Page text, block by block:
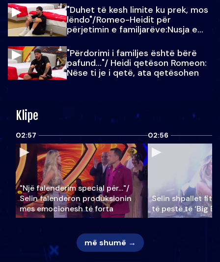
"Duhet të kesh limite ku prek, mos
lëndo"/Romeo-Heidit për
përjetimin e familjarëve:Nusja e
"Përdorimi i familjes është bërë
pafund…"/ Heidi qetëson Romeon:
Nëse ti je i qetë, ata qetësohen
Klipe
02:57
"Një falenderim special për…"/
Selin falënderon produksionin
mes emocionesh të forta
02:56
Selin shpallet
të pestë të ‘Big
më shumë →